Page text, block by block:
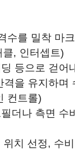
수를 밀착 마
, 인터셉트)
등으로 걷어
을 유지하며
컨트롤)
더나 측면 수
치 선정, 수